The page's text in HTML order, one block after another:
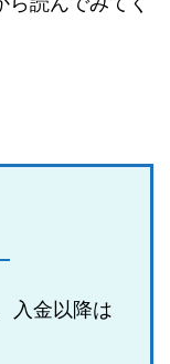
入金以降は